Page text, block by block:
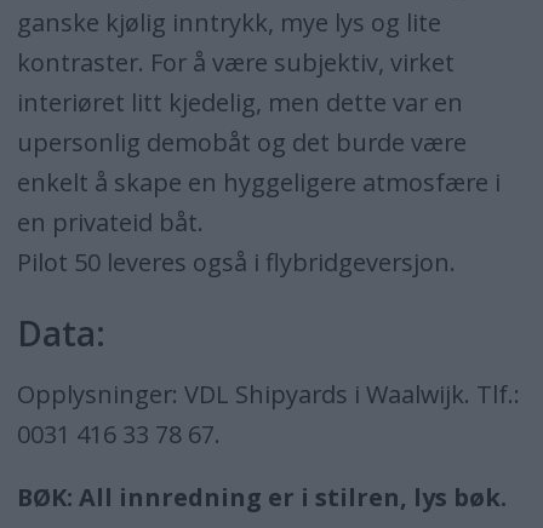
ganske kjølig inntrykk, mye lys og lite
kontraster. For å være subjektiv, virket
interiøret litt kjedelig, men dette var en
upersonlig demobåt og det burde være
enkelt å skape en hyggeligere atmosfære i
en privateid båt.
Pilot 50 leveres også i flybridgeversjon.
Data:
Opplysninger: VDL Shipyards i Waalwijk. Tlf.:
0031 416 33 78 67.
BØK: All innredning er i stilren, lys bøk.